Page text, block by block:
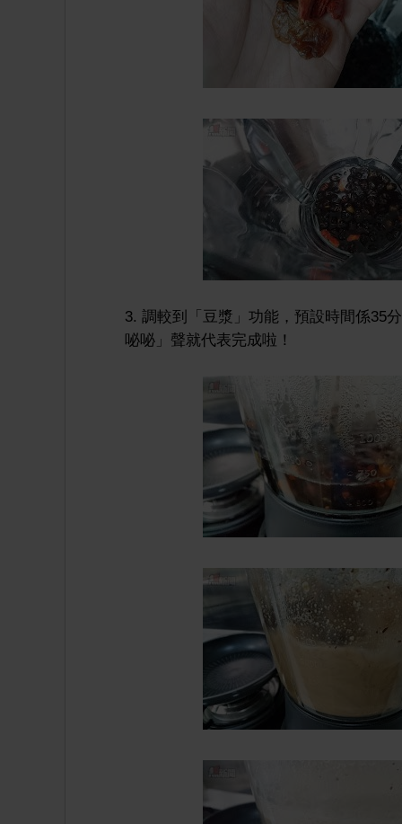
3. 調較到「豆漿」功能，預設時間係35
咇咇」聲就代表完成啦！